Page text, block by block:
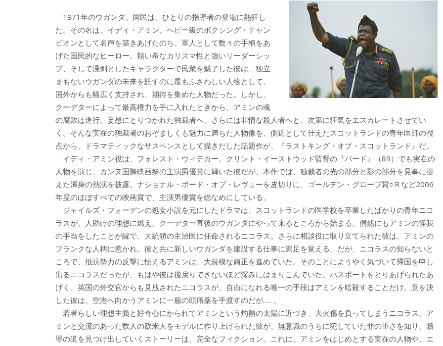
e
b
o
o
k
itt
er
e k
a
o
1971年のウガンダ。国民は、ひとりの指導者の登場に熱狂し
た。その名は、イディ・アミン。ヘビー級のボクシング・チャン
ピオンとして名声を築きあげたのち、軍人として数々の手柄をあ
げた国民的なヒーロー。類い希なカリスマ性と強いリーダーシッ
プ、そして溌剌としたキャラクターで民衆を魅了した彼は、独立
まもないウガンダの未来を託すのに最もふさわしい人物として、
国外からも幅広く支持され、期待を集めた人物だった。しかし、
クーデターによって最高権力を手に入れたときから、アミンの魂
の腐敗は進行。妄想にとりつかれた独裁者へ、さらには非情な殺人者へと、次第に狂気をエスカレートさせてい
く。そんな実在の独裁者のおぞましくも魅力に満ちた人物像を、側近として仕えたスコットランドの青年医師の視
点から、ドラマティックなサスペンスとして描きだした話題作が、『ラストキング・オブ・スコットランド』だ。
イディ・アミン役は、フォレスト・ウィテカー。クリント・イーストウッド監督の『バード』（89）でも実在の
人物を演じ、カンヌ国際映画祭の主演男優賞に輝いた彼だが、本作では、独裁者の光の部分と影の部分を見事に捉
えた渾身の熱演を披露。ナショナル・ボード・オブ・レヴューを皮切りに、ゴールデン・グローブ賞○Ｒなど2006
年度のほぼすべての映画賞で、主演男優賞を総なめにしている。
ジャイルズ・フォーデンの処女小説を元にしたドラマは、スコットランドの医学校を卒業したばかりの青年ニコ
ラスが、人助けの理想に燃え、クーデター直後のウガンダにやって来るところから始まる。偶然にもアミンの怪我
の手当をしたことが縁で、大統領の主治医に任命されるニコラス。さらに相談役に取り立てられた彼は、アミンの
フランクな人柄に惹かれ、彼と共に新しいウガンダを建設する仕事に満足を覚える。だが、ニコラスの知らないと
ころで、抵抗勢力の反撃に怯えるアミンは、大規模な粛正を進めていた。そのことにようやく気づいて帰国を申し
出るニコラスだったが、もはや彼は後戻りできないほど深みにはまりこんでいた。パスポートをとりあげられたあ
げく、英国の外交官からも見放されたニコラスが、自由になれる唯一の手段はアミンを暗殺することだけ。意を決
した彼は、空港へ向かうアミンに一服の頭痛薬を手渡すのだが……。
若者らしい理想主義と好奇心にかられてアミンという灼熱の太陽に近づき、大火傷を負ってしまうニコラス。ア
ミンと交流のあった数人の欧米人をモデルに作り上げられた彼が、無意識のうちに犯していた罪の重さを知り、贖
罪の道を見つけ出していくストーリーは、完全なフィクション。これに、アミンをはじめとする実在の人物や、エ